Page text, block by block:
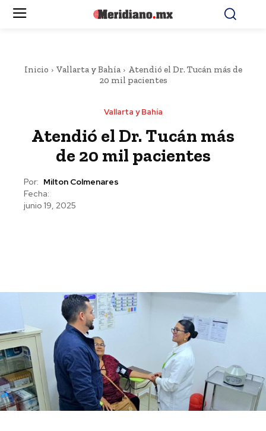
Inicio Vallarta y Bahía
Atendió el Dr. Tucán más de
20 mil pacientes
Vallarta y Bahía
Atendió el Dr. Tucán más
de 20 mil pacientes
Por: Milton Colmenares
Fecha:
junio 19, 2025